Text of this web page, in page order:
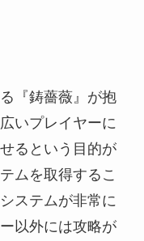
『鋳薔薇』が抱
いプレイヤーに
るという目的が
ムを取得するこ
ステムが非常に
以外には攻略が